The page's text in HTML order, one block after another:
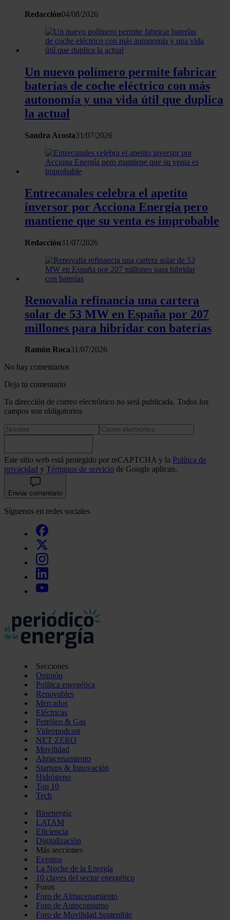
partir del uso que haya hecho de sus servicios.
Redacción04/08/2026
Un nuevo polímero permite fabricar
baterías de coche eléctrico con más
autonomía y una vida útil que duplica
la actual
Sandra Acosta31/07/2026
Entrecanales celebra el apetito
inversor por Acciona Energía pero
mantiene que su venta es improbable
Redacción31/07/2026
Renovalia refinancia una cartera
solar de 53 MW en España por 207
millones para hibridar con baterías
Ramón Roca31/07/2026
No hay comentarios
Deja tu comentario
Tu dirección de correo electrónico no será publicada. Todos los
campos son obligatorios
Este sitio web está protegido por reCAPTCHA y la Política de
privacidad y Términos de servicio de Google aplican.
Enviar comentario
Síguenos en redes sociales
Secciones
Opinión
Política energética
Renovables
Mercados
Eléctricas
Petróleo & Gas
Videopodcast
NET ZERO
Movilidad
Almacenamiento
Startups & Innovación
Hidrógeno
Top 10
Tech
Bioenergía
LATAM
Eficiencia
Digitalización
Más secciones
Eventos
La Noche de la Energía
10 claves del sector energético
Foros
Foro de Almacenamiento
Foro de Autoconsumo
Foro de Movilidad Sostenible